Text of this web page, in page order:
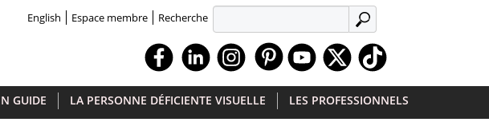
English Espace membre Recherche APPLIQUER
FacebookLinkedin Instagram Youtube
GUIDE LA PERSONNE DÉFICIENTE VISUELLE LES PROFESSIONNELS